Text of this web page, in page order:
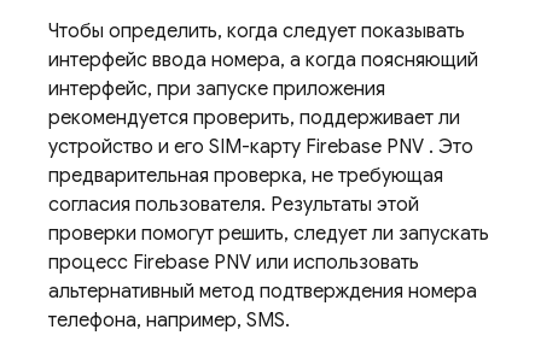
Чтобы определить, когда следует показывать
интерфейс ввода номера, а когда поясняющий
интерфейс, при запуске приложения
рекомендуется проверить, поддерживает ли
устройство и его SIM-карту Firebase PNV . Это
предварительная проверка, не требующая
согласия пользователя. Результаты этой
проверки помогут решить, следует ли запускать
процесс Firebase PNV или использовать
альтернативный метод подтверждения номера
телефона, например, SMS.